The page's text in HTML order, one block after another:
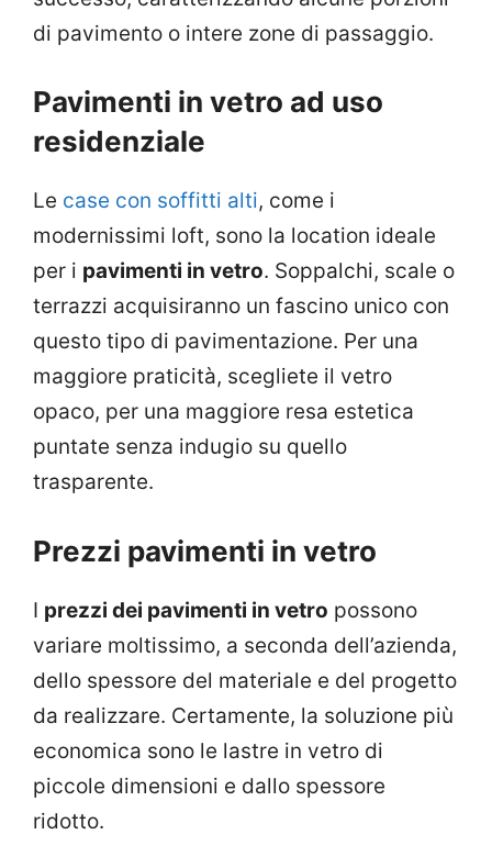
di pavimento o intere zone di passaggio.
Pavimenti in vetro ad uso
residenziale
Le case con soffitti alti, come i
modernissimi loft, sono la location ideale
per i pavimenti in vetro. Soppalchi, scale o
terrazzi acquisiranno un fascino unico con
questo tipo di pavimentazione. Per una
maggiore praticità, scegliete il vetro
opaco, per una maggiore resa estetica
puntate senza indugio su quello
trasparente.
Prezzi pavimenti in vetro
I prezzi dei pavimenti in vetro possono
variare moltissimo, a seconda dell’azienda,
dello spessore del materiale e del progetto
da realizzare. Certamente, la soluzione più
economica sono le lastre in vetro di
piccole dimensioni e dallo spessore
ridotto.